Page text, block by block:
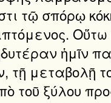
τῷ σπόρῳ
Οὕτω
ἡμῖν
τῇ μεταβολῇ
τοῦ ξύλου